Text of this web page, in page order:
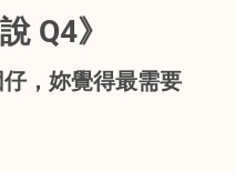
Q4》
，妳覺得最需要